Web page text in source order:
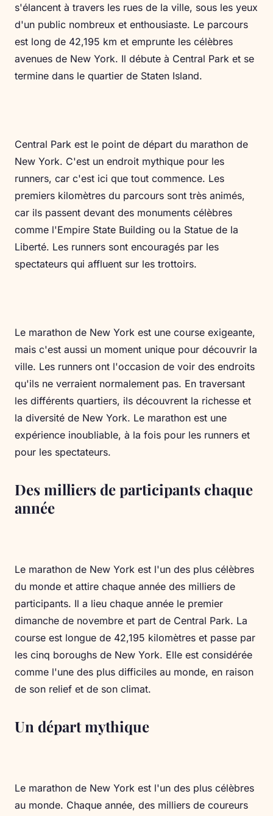
s'élancent à travers les rues de la ville, sous les yeux
d'un public nombreux et enthousiaste. Le parcours
est long de 42,195 km et emprunte les célèbres
avenues de New York. Il débute à Central Park et se
termine dans le quartier de Staten Island.
Central Park est le point de départ du marathon de
New York. C'est un endroit mythique pour les
runners, car c'est ici que tout commence. Les
premiers kilomètres du parcours sont très animés,
car ils passent devant des monuments célèbres
comme l'Empire State Building ou la Statue de la
Liberté. Les runners sont encouragés par les
spectateurs qui affluent sur les trottoirs.
Le marathon de New York est une course exigeante,
mais c'est aussi un moment unique pour découvrir la
ville. Les runners ont l'occasion de voir des endroits
qu'ils ne verraient normalement pas. En traversant
les différents quartiers, ils découvrent la richesse et
la diversité de New York. Le marathon est une
expérience inoubliable, à la fois pour les runners et
pour les spectateurs.
Des milliers de participants chaque
année
Le marathon de New York est l'un des plus célèbres
du monde et attire chaque année des milliers de
participants. Il a lieu chaque année le premier
dimanche de novembre et part de Central Park. La
course est longue de 42,195 kilomètres et passe par
les cinq boroughs de New York. Elle est considérée
comme l'une des plus difficiles au monde, en raison
de son relief et de son climat.
Un départ mythique
Le marathon de New York est l'un des plus célèbres
au monde. Chaque année, des milliers de coureurs